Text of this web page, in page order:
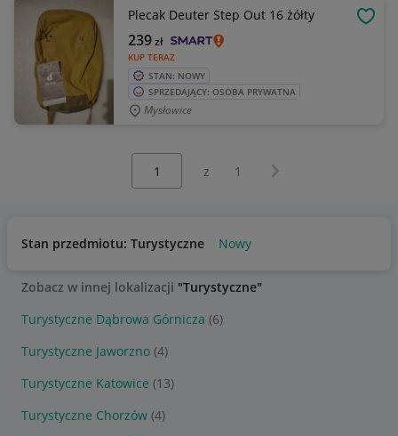
Plecak Deuter Step Out 16 żółty
KUP TERAZ
239zł
STAN: NOWY
SPRZEDAJĄCY: OSOBA PRYWATNA
Mysłowice
z 1 Następna strona
Stan przedmiotu: Turystyczne Nowy
Zobacz w innej lokalizacji "Turystyczne"
Turystyczne Dąbrowa Górnicza (6)
Turystyczne Jaworzno (4)
Turystyczne Katowice (13)
Turystyczne Chorzów (4)